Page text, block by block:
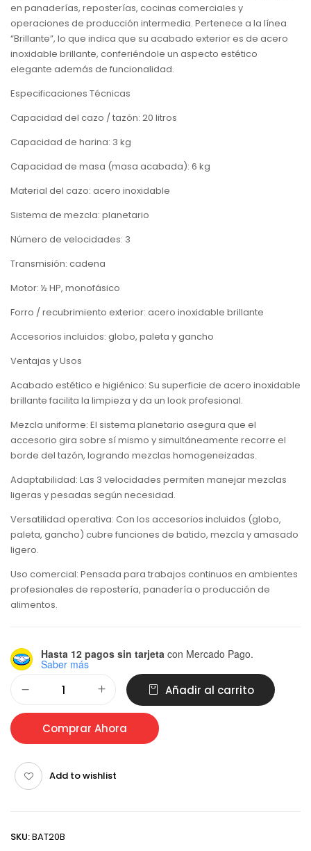
en panaderías, reposterías, cocinas comerciales y
operaciones de producción intermedia. Pertenece a la línea
“Brillante”, lo que indica que su acabado exterior es de acero
inoxidable brillante, conferiéndole un aspecto estético
elegante además de funcionalidad.
Especificaciones Técnicas
Capacidad del cazo / tazón: 20 litros
Capacidad de harina: 3 kg
Capacidad de masa (masa acabada): 6 kg
Material del cazo: acero inoxidable
Sistema de mezcla: planetario
Número de velocidades: 3
Transmisión: cadena
Motor: ½ HP, monofásico
Forro / recubrimiento exterior: acero inoxidable brillante
Accesorios incluidos: globo, paleta y gancho
Ventajas y Usos
Acabado estético e higiénico: Su superficie de acero inoxidable
brillante facilita la limpieza y da un look profesional.
Mezcla uniforme: El sistema planetario asegura que el
accesorio gira sobre sí mismo y simultáneamente recorre el
borde del tazón, logrando mezclas homogeneizadas.
Adaptabilidad: Las 3 velocidades permiten manejar mezclas
ligeras y pesadas según necesidad.
Versatilidad operativa: Con los accesorios incluidos (globo,
paleta, gancho) cubre funciones de batido, mezcla y amasado
ligero.
Uso comercial: Pensada para trabajos continuos en ambientes
profesionales de repostería, panadería o producción de
alimentos.
Hasta 12 pagos sin tarjeta con Mercado Pago.
Saber más
Añadir al carrito
Comprar Ahora
Add to wishlist
SKU:BAT20B